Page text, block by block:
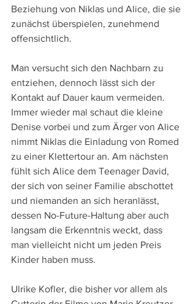
Beziehung von Niklas und Alice, die sie
zunächst überspielen, zunehmend
offensichtlich.
Man versucht sich den Nachbarn zu
entziehen, dennoch lässt sich der
Kontakt auf Dauer kaum vermeiden.
Immer wieder mal schaut die kleine
Denise vorbei und zum Ärger von Alice
nimmt Niklas die Einladung von Romed
zu einer Klettertour an. Am nächsten
fühlt sich Alice dem Teenager David,
der sich von seiner Familie abschottet
und niemanden an sich heranlässt,
dessen No-Future-Haltung aber auch
langsam die Erkenntnis weckt, dass
man vielleicht nicht um jeden Preis
Kinder haben muss.
Ulrike Kofler, die bisher vor allem als